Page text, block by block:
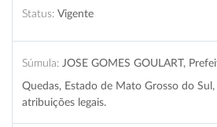
Status: Vigente
Súmula: JOSE GOMES GOULART,
Quedas, Estado de Mato Grosso do
atribuições legais.